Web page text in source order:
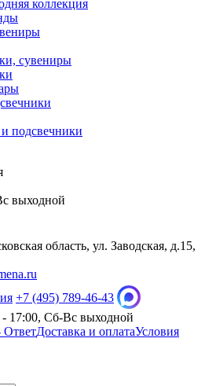
коллекция
сувениры
подсвечники
выходной
область, ул. Заводская, д.15,
+7 (495) 789-46-43
17:00, Сб-Вс выходной
ОтветДоставка и оплатаУсловия